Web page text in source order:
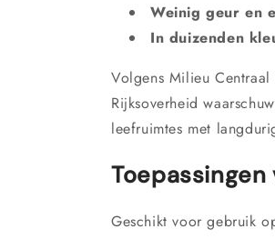
Weinig geur en
In duizenden
Volgens Milieu
Rijksoverheid
leefruimtes met
Geschikt voor gebruik